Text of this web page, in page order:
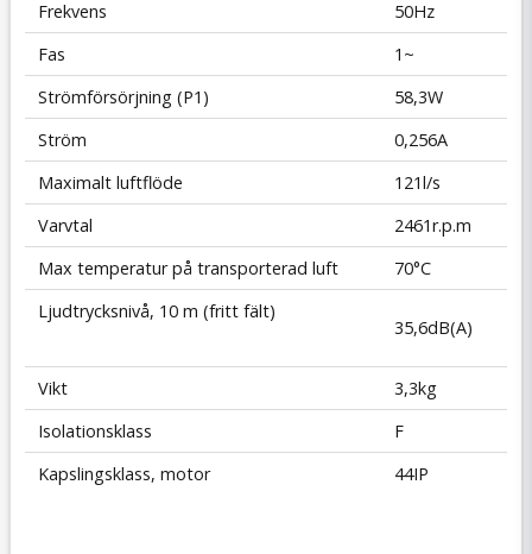
Frekvens
50Hz
Fas
1~
Strömförsörjning (P1)
58,3W
Ström
0,256A
Maximalt luftflöde
121l/s
Varvtal
2461r.p.m
Max temperatur på transporterad luft
70°C
Ljudtrycksnivå, 10 m (fritt fält)
35,6dB(A)
Vikt
3,3kg
Isolationsklass
F
Kapslingsklass, motor
44IP